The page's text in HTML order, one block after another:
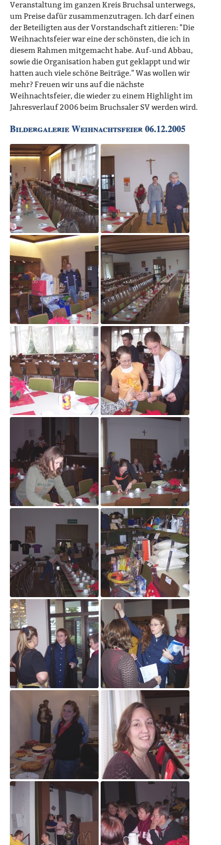
Veranstaltung im ganzen Kreis Bruchsal unterwegs,
um Preise dafür zusammenzutragen. Ich darf einen
der Beteiligten aus der Vorstandschaft zitieren: "Die
Weihnachtsfeier war eine der schönsten, die ich in
diesem Rahmen mitgemacht habe. Auf-und Abbau,
sowie die Organisation haben gut geklappt und wir
hatten auch viele schöne Beiträge." Was wollen wir
mehr? Freuen wir uns auf die nächste
Weihnachtsfeier, die wieder zu einem Highlight im
Jahresverlauf 2006 beim Bruchsaler SV werden wird.
Bildergalerie Weihnachtsfeier 06.12.2005